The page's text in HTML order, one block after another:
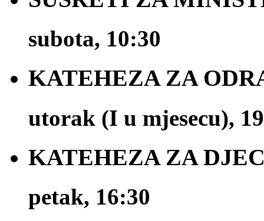
subota, 10:30
KATEHEZA ZA
utorak (I u mjesecu),
KATEHEZA ZA
petak, 16:30